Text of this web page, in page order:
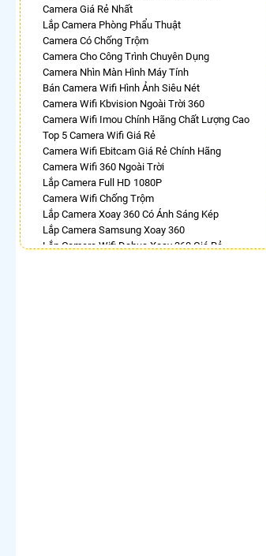
Camera Giá Rẻ Nhất
Lắp Camera Phòng Phẩu Thuật
Camera Có Chống Trộm
Camera Cho Công Trình Chuyên Dụng
Camera Nhìn Màn Hình Máy Tính
Bán Camera Wifi Hình Ảnh Siêu Nét
Camera Wifi Kbvision Ngoài Trời 360
Camera Wifi Imou Chính Hãng Chất Lượng Cao
Top 5 Camera Wifi Giá Rẻ
Camera Wifi Ebitcam Giá Rẻ Chính Hãng
Camera Wifi 360 Ngoài Trời
Lắp Camera Full HD 1080P
Camera Wifi Chống Trộm
Lắp Camera Xoay 360 Có Ánh Sáng Kép
Lắp Camera Samsung Xoay 360
Lắp Camera Wifi Dahua Xoay 360 Giá Rẻ